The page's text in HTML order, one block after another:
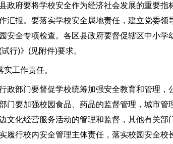
府要将学校安全作为经济社会发展的重要指
汇报。要落实学校安全属地责任，建立党委
安全专项检查。各区县政府要督促辖区中小
行)》(见附件)要求。
工作责任。
部门要督促学校统筹加强安全教育和管理，
门要加强校园食品、药品的监督管理，城市
文化经营服务活动的管理和监督，其他有关
履行校内安全管理主体责任，落实校园安全